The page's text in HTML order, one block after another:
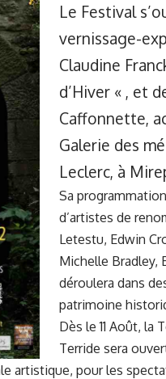
Le Festival
vernissage-
Claudine
d’Hiver « , et
Caffonnette,
Galerie des
Leclerc, à
Sa
d’artistes de
Letestu, Edwin
Michelle Bradley,
déroulera dans
patrimoine
Dès le 11 Août, la
Terride sera
artistique, pour les